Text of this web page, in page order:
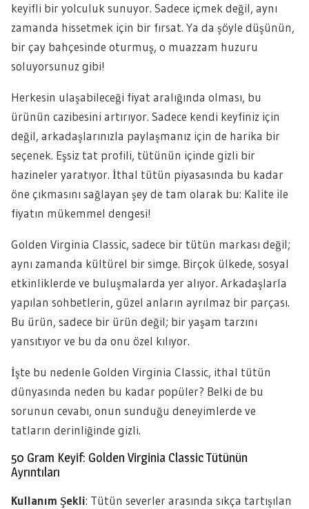
keyifli bir yolculuk sunuyor. Sadece içmek değil, aynı
zamanda hissetmek için bir fırsat. Ya da şöyle düşünün,
bir çay bahçesinde oturmuş, o muazzam huzuru
soluyorsunuz gibi!
Herkesin ulaşabileceği fiyat aralığında olması, bu
ürünün cazibesini artırıyor. Sadece kendi keyfiniz için
değil, arkadaşlarınızla paylaşmanız için de harika bir
seçenek. Eşsiz tat profili, tütünün içinde gizli bir
hazineler yaratıyor. İthal tütün piyasasında bu kadar
öne çıkmasını sağlayan şey de tam olarak bu: Kalite ile
fiyatın mükemmel dengesi!
Golden Virginia Classic, sadece bir tütün markası değil;
aynı zamanda kültürel bir simge. Birçok ülkede, sosyal
etkinliklerde ve buluşmalarda yer alıyor. Arkadaşlarla
yapılan sohbetlerin, güzel anların ayrılmaz bir parçası.
Bu ürün, sadece bir ürün değil; bir yaşam tarzını
yansıtıyor ve bu da onu özel kılıyor.
İşte bu nedenle Golden Virginia Classic, ithal tütün
dünyasında neden bu kadar popüler? Belki de bu
sorunun cevabı, onun sunduğu deneyimlerde ve
tatların derinliğinde gizli.
50 Gram Keyif: Golden Virginia Classic Tütünün
Ayrıntıları
Kullanım Şekli: Tütün severler arasında sıkça tartışılan